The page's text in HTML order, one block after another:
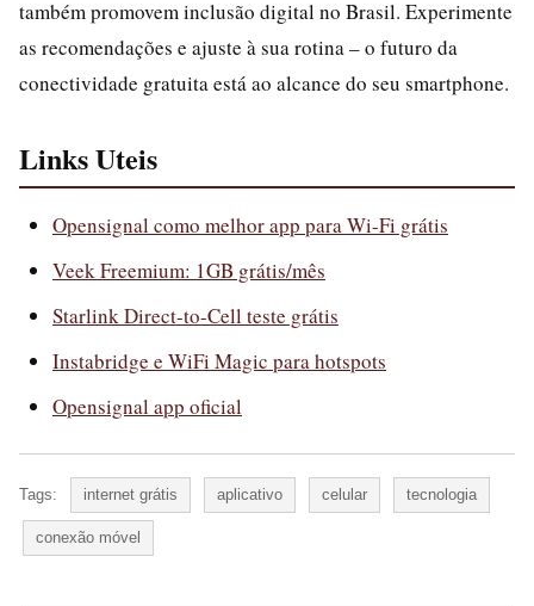
também promovem inclusão digital no Brasil. Experimente
as recomendações e ajuste à sua rotina – o futuro da
conectividade gratuita está ao alcance do seu smartphone.
Links Uteis
Opensignal como melhor app para Wi-Fi grátis
Veek Freemium: 1GB grátis/mês
Starlink Direct-to-Cell teste grátis
Instabridge e WiFi Magic para hotspots
Opensignal app oficial
Tags: internet grátis aplicativo celular tecnologia
conexão móvel